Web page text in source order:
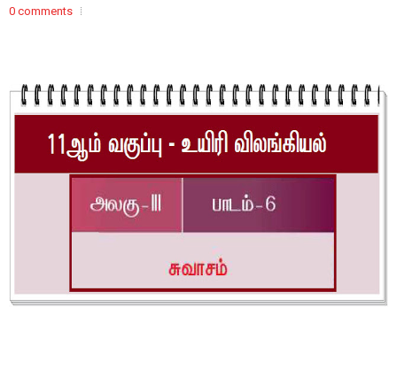
0 comments